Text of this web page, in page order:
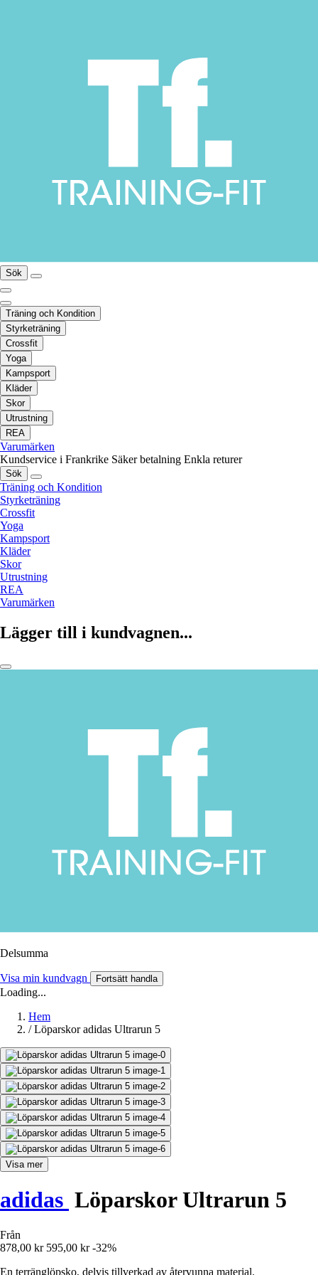
Sök
Träning och Kondition
Styrketräning
Crossfit
Yoga
Kampsport
Kläder
Skor
Utrustning
REA
Varumärken
Kundservice i Frankrike Säker betalning Enkla returer
Sök
Träning och Kondition
Styrketräning
Crossfit
Yoga
Kampsport
Kläder
Skor
Utrustning
REA
Varumärken
Lägger till i kundvagnen...
Delsumma
Visa min kundvagn Fortsätt handla
Loading...
Hem
/ Löparskor adidas Ultrarun 5
Visa mer
adidas Löparskor Ultrarun 5
Från
878,00 kr 595,00 kr -32%
En terränglöpsko, delvis tillverkad av återvunna material.